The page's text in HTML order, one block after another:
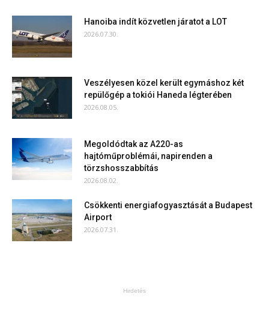
Hanoiba indít közvetlen járatot a LOT
2026.07.30.
Veszélyesen közel került egymáshoz két
repülőgép a tokiói Haneda légterében
2026.08.05.
Megoldódtak az A220-as
hajtóműproblémái, napirenden a
törzshosszabbítás
2026.08.02.
Csökkenti energiafogyasztását a Budapest
Airport
2026.07.31.
Hirdetés